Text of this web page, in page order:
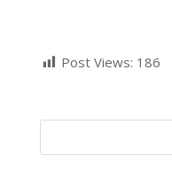
Post Views: 186